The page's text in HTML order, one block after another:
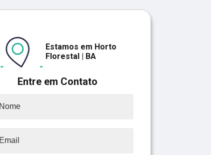
Entre em Contato
Estamos em Horto
Florestal | BA